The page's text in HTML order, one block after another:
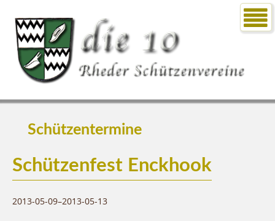
Schützentermine
Schützenfest Enckhook
2013-05-09–2013-05-13